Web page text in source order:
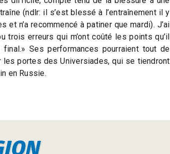
(ndlr: il s’est blessé à l’entraînement il y
et n’a recommencé à patiner que mardi). J’ai
trois erreurs qui m’ont coûté les points qu’il
final.» Ses performances pourraient tout de
les portes des Universiades, qui se tiendront
en Russie.